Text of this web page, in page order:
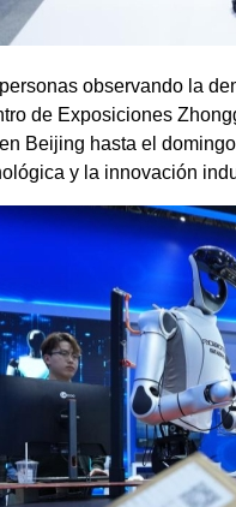
observando la
de Exposiciones
Beijing hasta el
y la innovación